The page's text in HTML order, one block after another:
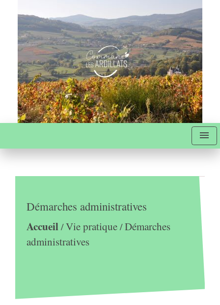
menu
Démarches administratives
Accueil/Vie pratique/Démarches
administratives